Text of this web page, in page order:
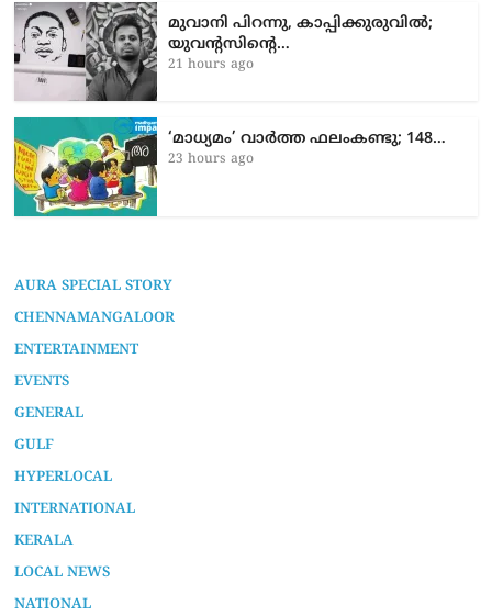
മുവാനി പിറന്നു, കാപ്പിക്കുരുവിൽ;
യുവന്റസിന്റെ…
21 hours ago
‘മാ​ധ്യ​മം’ വാ​ർ​ത്ത ഫ​ലം​ക​ണ്ടു; 148…
23 hours ago
AURA SPECIAL STORY
CHENNAMANGALOOR
ENTERTAINMENT
EVENTS
GENERAL
GULF
HYPERLOCAL
INTERNATIONAL
KERALA
LOCAL NEWS
NATIONAL